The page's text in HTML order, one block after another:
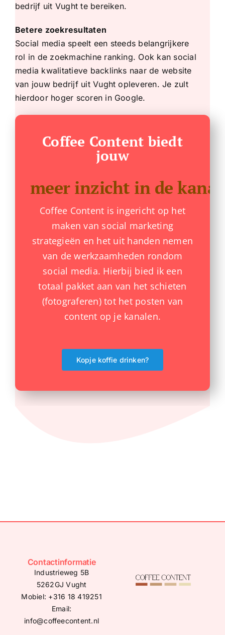
bedrijf uit Vught te bereiken.
Betere zoekresultaten
Social media speelt een steeds belangrijkere
rol in de zoekmachine ranking. Ook kan social
media kwalitatieve backlinks naar de website
van jouw bedrijf uit Vught opleveren. Je zult
hierdoor hoger scoren in Google.
Coffee Content biedt
jouw
Coffee Content is ingericht op het
maken van social marketing
strategieën en het uit handen nemen
van de werkzaamheden rondom
social media. Hierbij bied ik een
totaal pakket aan van het schieten
(fotograferen) tot het posten van
content op je kanalen.
Kopje koffie drinken?
Contactinformatie
Industrieweg 5B
5262GJ Vught
Mobiel: +316 18 419251
Email:
info@coffeecontent.nl